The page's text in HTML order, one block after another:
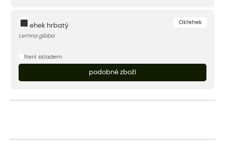
Okřehek
Okřehek hrbatý
Lemna gibba
Není skladem
podobné zboží